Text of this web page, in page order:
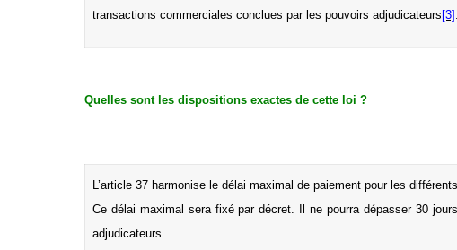
transactions commerciales conclues par les pouvoirs adjudicateurs [3] .
Quelles sont les dispositions exactes de cette loi ?
L’article 37 harmonise le délai maximal de paiement pour les
Ce délai maximal sera fixé par décret. Il ne pourra dépasser 30
adjudicateurs.